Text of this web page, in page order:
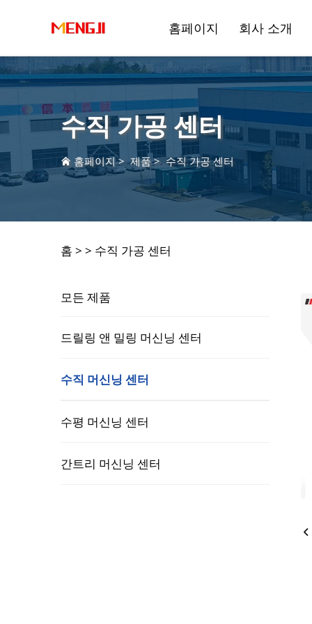
홈페이지 회사 소개
의료 기기 산업
수직 가공 센터
홈페이지>제품>수직 가공 센터
홈 > > 수직 가공 센터
모든 제품
드릴링 앤 밀링 머신닝 센터
수직 머신닝 센터
수평 머신닝 센터
간트리 머신닝 센터